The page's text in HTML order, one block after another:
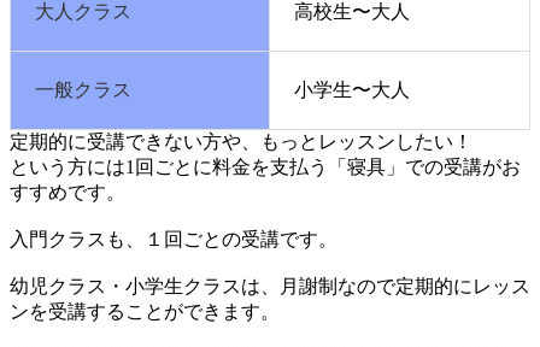
大人クラス 高校生〜大人
一般クラス 小学生〜大人
定期的に受講できない方や、もっとレッスンしたい！
という方には1回ごとに料金を支払う「寝具」での受講がお
すすめです。
入門クラスも、１回ごとの受講です。
幼児クラス・小学生クラスは、月謝制なので定期的にレッス
ンを受講することができます。